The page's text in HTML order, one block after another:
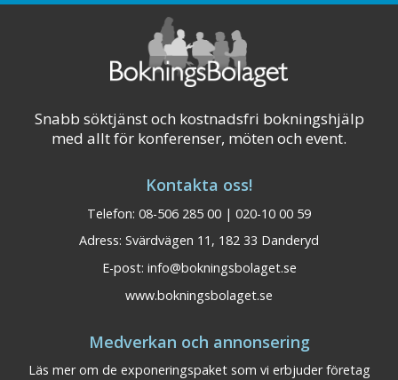
cykling för alla. En kilometer från den mysiga
byn och tågstationen och bara några meter
från Vildriket. 1,5 timme från G ...
Snabb söktjänst och kostnadsfri bokningshjälp
med allt för konferenser, möten och event.
Kontakta oss!
Telefon: 08-506 285 00 | 020-10 00 59
Adress: Svärdvägen 11, 182 33 Danderyd
E-post: info@bokningsbolaget.se
www.bokningsbolaget.se
Medverkan och annonsering
Läs mer om de exponeringspaket som vi erbjuder företag